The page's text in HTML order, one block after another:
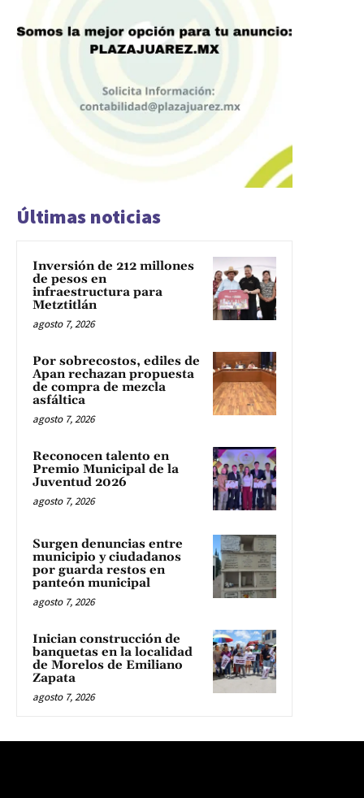
Últimas noticias
Inversión de 212 millones
de pesos en
infraestructura para
Metztitlán
agosto 7, 2026
Por sobrecostos, ediles de
Apan rechazan propuesta
de compra de mezcla
asfáltica
agosto 7, 2026
Reconocen talento en
Premio Municipal de la
Juventud 2026
agosto 7, 2026
Surgen denuncias entre
municipio y ciudadanos
por guarda restos en
panteón municipal
agosto 7, 2026
Inician construcción de
banquetas en la localidad
de Morelos de Emiliano
Zapata
agosto 7, 2026